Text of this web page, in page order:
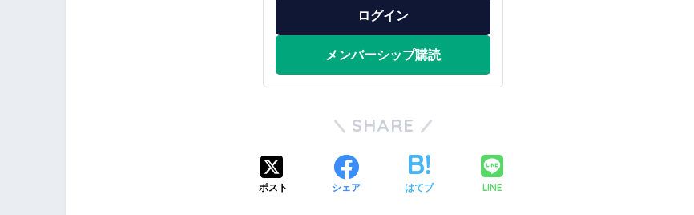
ログイン
メンバーシップ購読
SHARE
ポスト シェア はてブ LINE